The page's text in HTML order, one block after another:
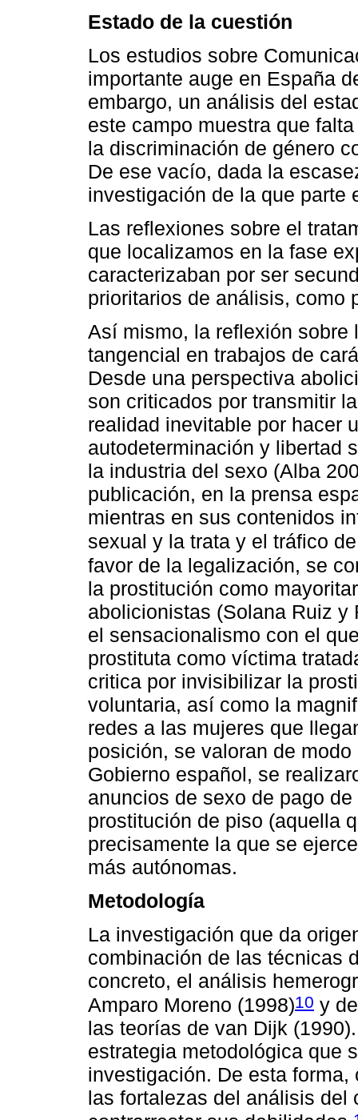
Estado de la cuestión
Los estudios sobre
importante auge en España
embargo, un análisis del
este campo muestra que
la discriminación de género
De ese vacío, dada la
investigación de la que parte
Las reflexiones sobre el
que localizamos en la fase
caracterizaban por ser
prioritarios de análisis, como
Así mismo, la reflexión sobre
tangencial en trabajos de
Desde una perspectiva
son criticados por transmitir
realidad inevitable por hacer
autodeterminación y libertad
la industria del sexo (Alba
publicación, en la prensa
mientras en sus contenidos
sexual y la trata y el tráfico
favor de la legalización, se
la prostitución como
abolicionistas (Solana Ruiz y
el sensacionalismo con el
prostituta como víctima
critica por invisibilizar la
voluntaria, así como la
redes a las mujeres que
posición, se valoran de
Gobierno español, se
anuncios de sexo de pago
prostitución de piso (aquella
precisamente la que se
más autónomas.
Metodología
La investigación que da
combinación de las técnicas
concreto, el análisis
Amparo Moreno (1998)10 y
las teorías de van Dijk
estrategia metodológica que
investigación. De esta
las fortalezas del análisis